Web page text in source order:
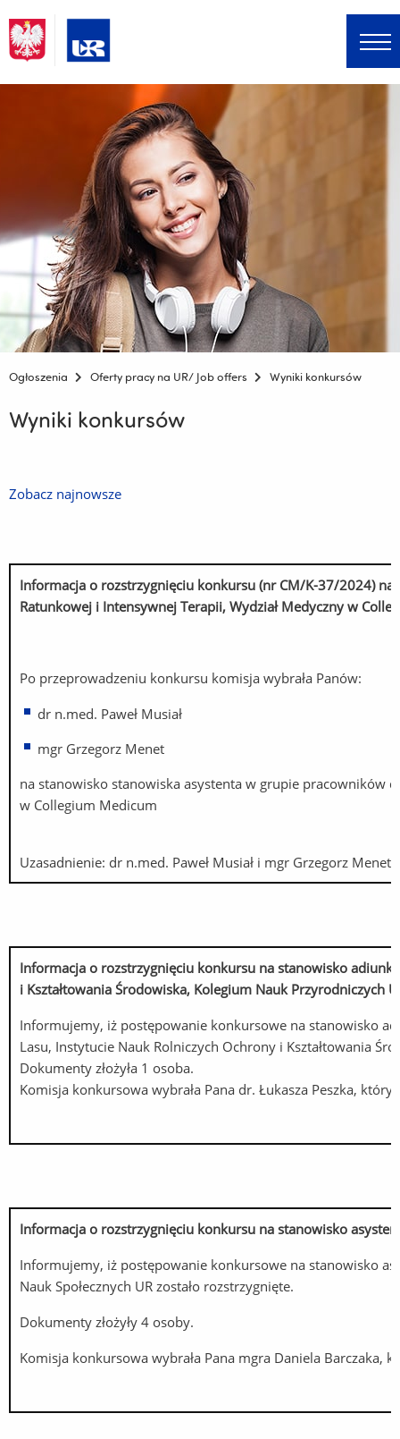
Jesteś
Ogłoszenia Oferty pracy na UR/ Job offers Wyniki konkursów
Wyniki konkursów
Zobacz najnowsze
Informacja o rozstrzygnięciu konkursu (nr CM/K-37/2024)
Ratunkowej i Intensywnej Terapii, Wydział Medyczny w
Po przeprowadzeniu konkursu komisja wybrała Panów:
dr n.med. Paweł Musiał
mgr Grzegorz Menet
na stanowisko stanowiska asystenta w grupie pracowników
w Collegium Medicum
Uzasadnienie: dr n.med. Paweł Musiał i mgr Grzegorz
Informacja o rozstrzygnięciu konkursu na stanowisko
i Kształtowania Środowiska, Kolegium Nauk Przyrodniczych
Informujemy, iż postępowanie konkursowe na stanowisko
Lasu, Instytucie Nauk Rolniczych Ochrony i Kształtowania
Dokumenty złożyła 1 osoba.
Komisja konkursowa wybrała Pana dr. Łukasza Peszka,
Informacja o rozstrzygnięciu konkursu na stanowisko
Informujemy, iż postępowanie konkursowe na stanowisko
Nauk Społecznych UR zostało rozstrzygnięte.
Dokumenty złożyły 4 osoby.
Komisja konkursowa wybrała Pana mgra Daniela Barczaka,